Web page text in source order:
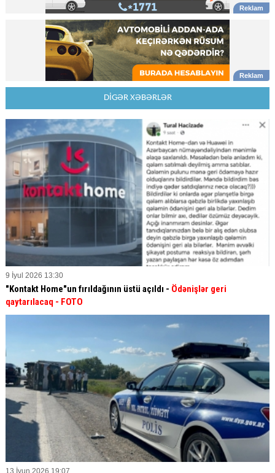
DİGƏR XƏBƏRLƏR
9 İyul 2026 13:30
"Kontakt Home"un fırıldağının üstü açıldı - Ödənişlər geri
qaytarılacaq - FOTO